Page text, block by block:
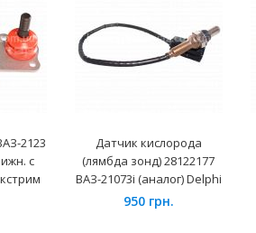
2123
с
Датчик кислорода
(лямбда зонд) 28122177
ВАЗ-21073i (аналог) Delphi
950 грн.